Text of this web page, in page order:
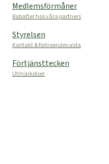
Medlemsförmåner
Rabatter hos våra partners
Styrelsen
Kontakt & förtroendevalda
Förtjänsttecken
Utmärkelser